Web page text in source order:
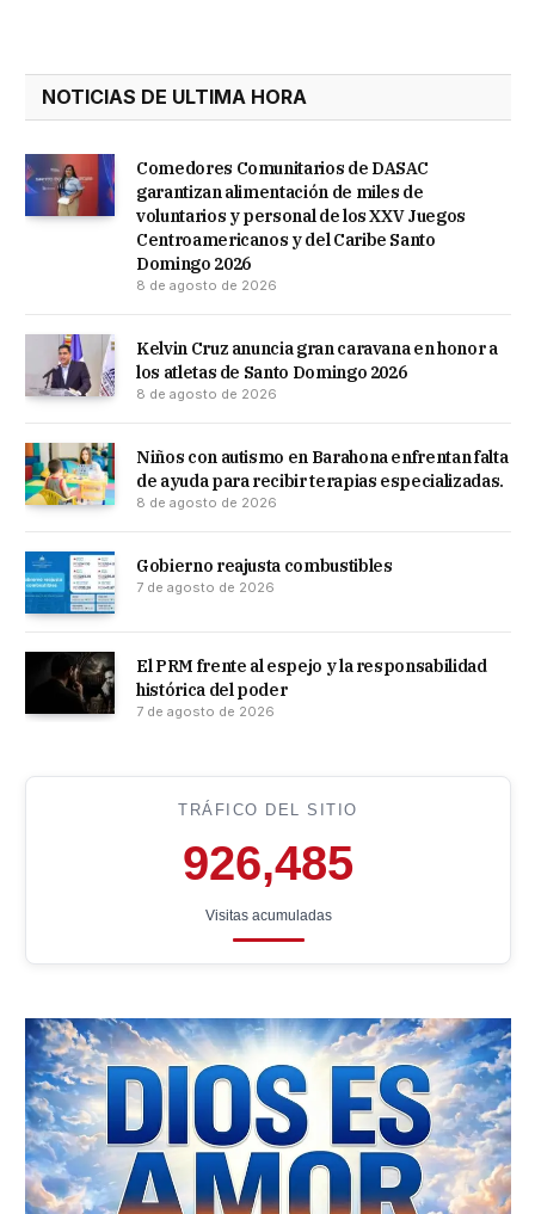
NOTICIAS DE ULTIMA HORA
Comedores Comunitarios de DASAC
garantizan alimentación de miles de
voluntarios y personal de los XXV Juegos
Centroamericanos y del Caribe Santo
Domingo 2026
8 de agosto de 2026
Kelvin Cruz anuncia gran caravana en honor a
los atletas de Santo Domingo 2026
8 de agosto de 2026
Niños con autismo en Barahona enfrentan falta
de ayuda para recibir terapias especializadas.
8 de agosto de 2026
Gobierno reajusta combustibles
7 de agosto de 2026
El PRM frente al espejo y la responsabilidad
histórica del poder
7 de agosto de 2026
TRÁFICO DEL SITIO
926,485
Visitas acumuladas